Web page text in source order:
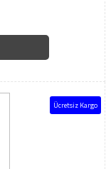
Ücretsiz Kargo